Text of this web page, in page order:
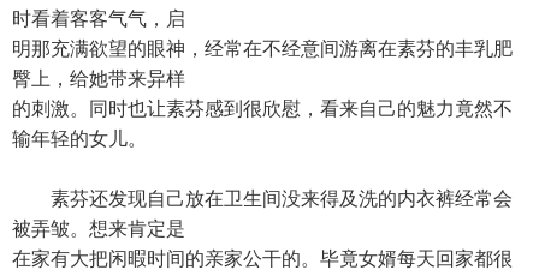
时看着客客气气，启
明那充满欲望的眼神，经常在不经意间游离在素芬的丰乳肥
臀上，给她带来异样
的刺激。同时也让素芬感到很欣慰，看来自己的魅力竟然不
输年轻的女儿。
素芬还发现自己放在卫生间没来得及洗的内衣裤经常会
被弄皱。想来肯定是
在家有大把闲暇时间的亲家公干的。毕竟女婿每天回家都很